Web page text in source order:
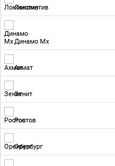
Локомотив
Динамо Мх
Ахмат
Зенит
Ростов
Оренбург